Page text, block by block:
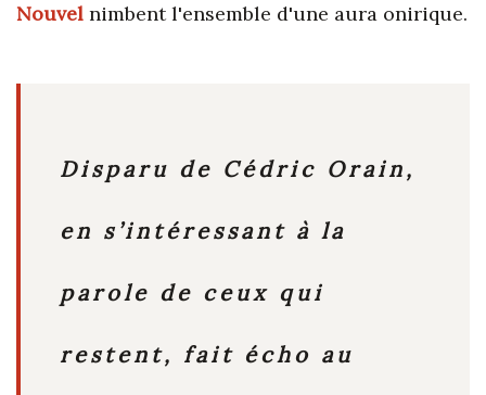
Nouvel nimbent l'ensemble d'une aura onirique.
Disparu de Cédric Orain,
en s’intéressant à la
parole de ceux qui
restent, fait écho au